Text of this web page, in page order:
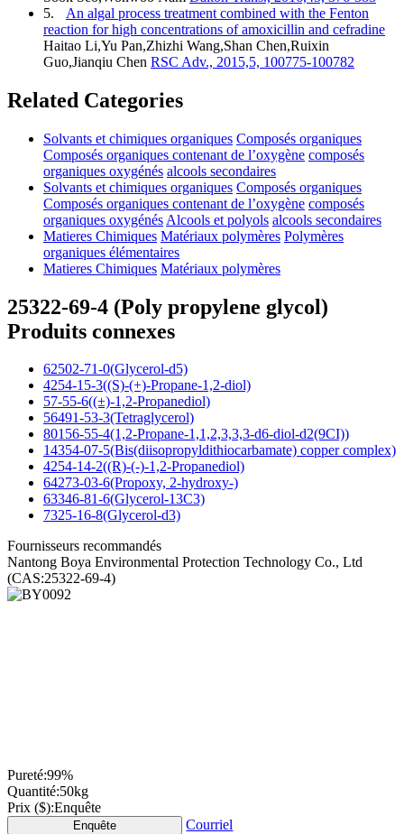
5.
An algal process treatment combined with the Fenton
reaction for high concentrations of amoxicillin and cefradine
Haitao Li,Yu Pan,Zhizhi Wang,Shan Chen,Ruixin
Guo,Jianqiu Chen RSC Adv., 2015,5, 100775-100782
Related Categories
Solvants et chimiques organiques Composés organiques
Composés organiques contenant de l’oxygène composés
organiques oxygénés alcools secondaires
Solvants et chimiques organiques Composés organiques
Composés organiques contenant de l’oxygène composés
organiques oxygénés Alcools et polyols alcools secondaires
Matieres Chimiques Matériaux polymères Polymères
organiques élémentaires
Matieres Chimiques Matériaux polymères
25322-69-4 (Poly propylene glycol)
Produits connexes
62502-71-0(Glycerol-d5)
4254-15-3((S)-(+)-Propane-1,2-diol)
57-55-6((±)-1,2-Propanediol)
56491-53-3(Tetraglycerol)
80156-55-4(1,2-Propane-1,1,2,3,3,3-d6-diol-d2(9CI))
14354-07-5(Bis(diisopropyldithiocarbamate) copper complex)
4254-14-2((R)-(-)-1,2-Propanediol)
64273-03-6(Propoxy, 2-hydroxy-)
63346-81-6(Glycerol-13C3)
7325-16-8(Glycerol-d3)
Fournisseurs recommandés
Nantong Boya Environmental Protection Technology Co., Ltd
(CAS:25322-69-4)
Pureté:99%
Quantité:50kg
Prix ($):Enquête
Enquête
Courriel